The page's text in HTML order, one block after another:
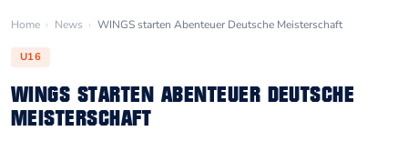
Home › News › WINGS starten Abenteuer Deutsche Meisterschaft
U16
WINGS STARTEN ABENTEUER DEUTSCHE
MEISTERSCHAFT